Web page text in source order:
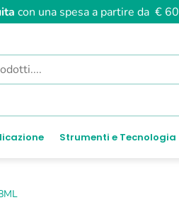
con una spesa a partire da € 60
Strumenti e Tecnologia